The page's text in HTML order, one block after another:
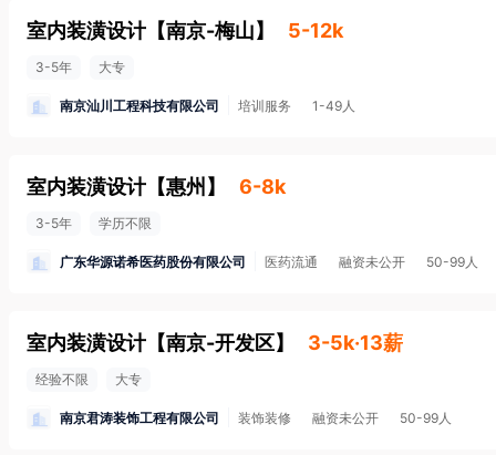
室内装潢设计 【南京-梅山】 5-12k
3-5年 大专
南京汕川工程科技有限公司 培训服务 1-49人
室内装潢设计 【惠州 】 6-8k
3-5年 学历不限
广东华源诺希医药股份有限公司 医药流通 融资未公开 50-99人
室内装潢设计 【南京-开发区】 3-5k·13薪
经验不限 大专
南京君涛装饰工程有限公司 装饰装修 融资未公开 50-99人